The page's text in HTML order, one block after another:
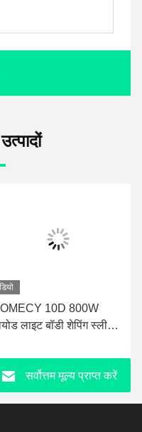
10D 800W
लाइट बॉडी शेपिंग स्लीमिंग
उपकरण गैर स्पर्श 7
Hiemt
सर्वोत्तम मूल्य प्राप्त करें